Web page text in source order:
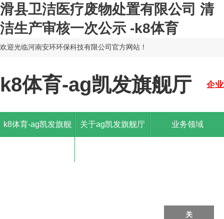
滑县卫洁医疗废物处置有限公司 清
洁生产审核一次公示 -k8体育
欢迎光临河南安环环保科技有限公司官方网站！
k8体育-ag凯发旗舰厅 企
k8体育-ag凯发旗舰 关于ag凯发旗舰厅 业务领域
关